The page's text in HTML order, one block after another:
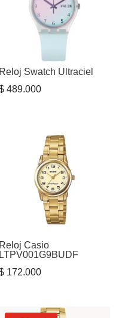
Reloj Swatch Ultraciel
489.000
Reloj Casio
LTPV001G9BUDF
172.000